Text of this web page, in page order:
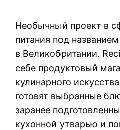
Необычный проект в
питания под
в Великобритании.
себе продуктовый
кулинарного
готовят выбранные
заранее
кухонной утварью и